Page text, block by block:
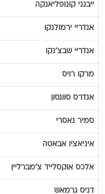
ייבגני קונופליאנקה
אנדריי ירמולנקו
אנדריי שבצ'נקו
מרקו רויס
אנדרס סוונסון
סמיר נאסרי
איניאציו אבאטה
אלכס אוקסלייד צ'מברליין
דניס גרמאש